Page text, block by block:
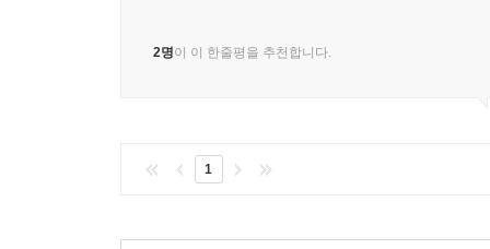
2명이 이 한줄평을 추천합니다.
1